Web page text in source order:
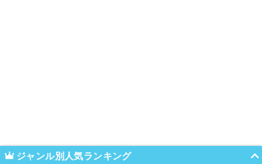
ジャンル別人気ランキング